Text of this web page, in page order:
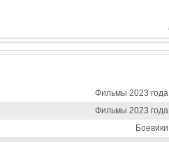
Фильмы 2023 года
Фильмы 2023 года
Боевики